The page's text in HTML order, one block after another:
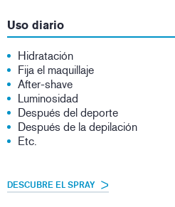
Uso diario
Hidratación
Fija el maquillaje
After-shave
Luminosidad
Después del deporte
Después de la depilación
Etc.
DESCUBRE EL SPRAY